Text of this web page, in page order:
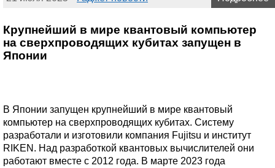
Крупнейший в мире квантовый компьютер
на сверхпроводящих кубитах запущен в
Японии
В Японии запущен крупнейший в мире квантовый
компьютер на сверхпроводящих кубитах. Систему
разработали и изготовили компания Fujitsu и институт
RIKEN. Над разработкой квантовых вычислителей они
работают вместе с 2012 года. В марте 2023 года